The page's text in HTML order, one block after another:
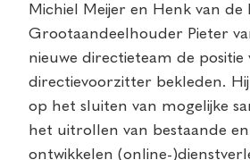
Michiel Meijer en Henk van de
Grootaandeelhouder Pieter
nieuwe directieteam de positie
directievoorzitter bekleden.
op het sluiten van mogelijke
het uitrollen van bestaande
ontwikkelen (online-